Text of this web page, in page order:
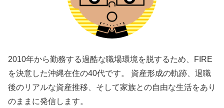
2010年から勤務する過酷な職場環境を脱するため、FIRE
を決意した沖縄在住の40代です。 資産形成の軌跡、退職
後のリアルな資産推移、そして家族との自由な生活をあり
のままに発信します。